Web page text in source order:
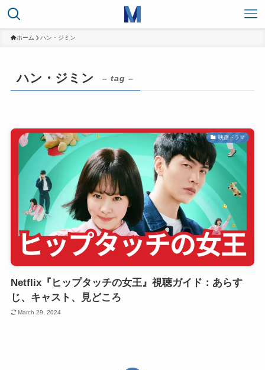
ホーム ハン・ジミン
ハン・ジミン – tag –
映画ドラマ
Netflix『ヒップタッチの女王』視聴ガイド：あらす
じ、キャスト、見どころ
March 29, 2024